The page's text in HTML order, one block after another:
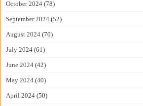
October 2024 (78)
September 2024 (52)
August 2024 (70)
July 2024 (61)
June 2024 (42)
May 2024 (40)
April 2024 (50)